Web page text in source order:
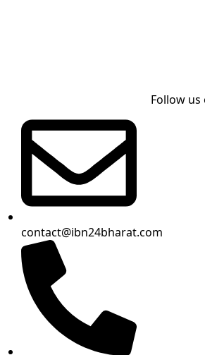
contact@ibn24bharat.com
Follow us